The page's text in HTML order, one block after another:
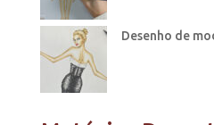
Desenho de